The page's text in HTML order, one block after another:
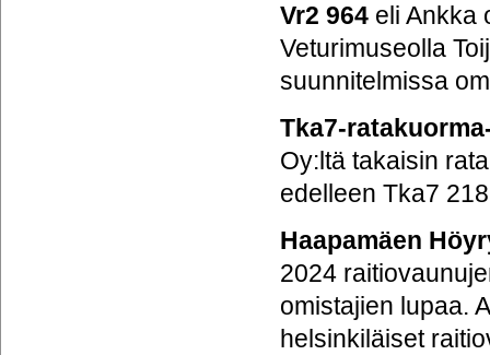
Vr2 964 eli Ankka
Veturimuseolla
suunnitelmissa
Tka7-
Oy:ltä takaisin
edelleen Tka7
Haapamäen
2024
omistajien lupaa.
helsinkiläiset